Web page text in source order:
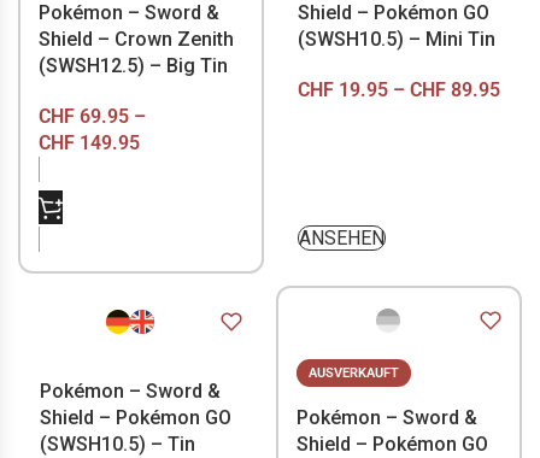
Pokémon – Sword &
Shield – Crown Zenith
(SWSH12.5) – Big Tin
CHF 69.95 –
CHF 149.95
Shield – Pokémon GO
(SWSH10.5) – Mini Tin
CHF19.95 – CHF89.95
ANSEHEN
Pokémon – Sword &
Shield – Pokémon GO
(SWSH10.5) – Tin
AUSVERKAUFT
Pokémon – Sword &
Shield – Pokémon GO